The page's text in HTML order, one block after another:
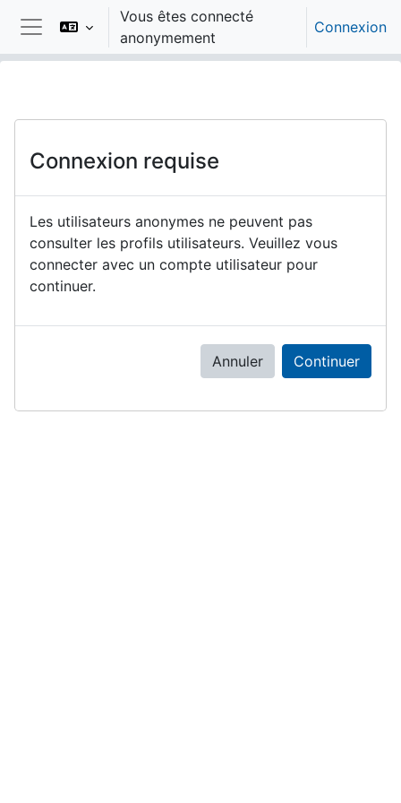
Passer au contenu principal
Panneau latéral
Vous êtes connecté
anonymement
Connexion
Connexion requise
Les utilisateurs anonymes ne peuvent pas
consulter les profils utilisateurs. Veuillez vous
connecter avec un compte utilisateur pour
continuer.
Annuler Continuer